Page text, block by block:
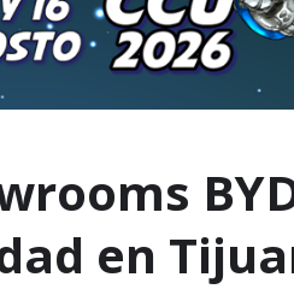
en